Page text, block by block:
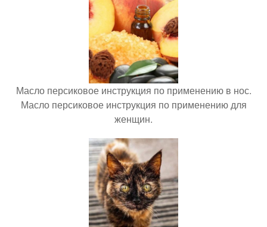
Масло персиковое инструкция по применению в нос.
Масло персиковое инструкция по применению для
женщин.